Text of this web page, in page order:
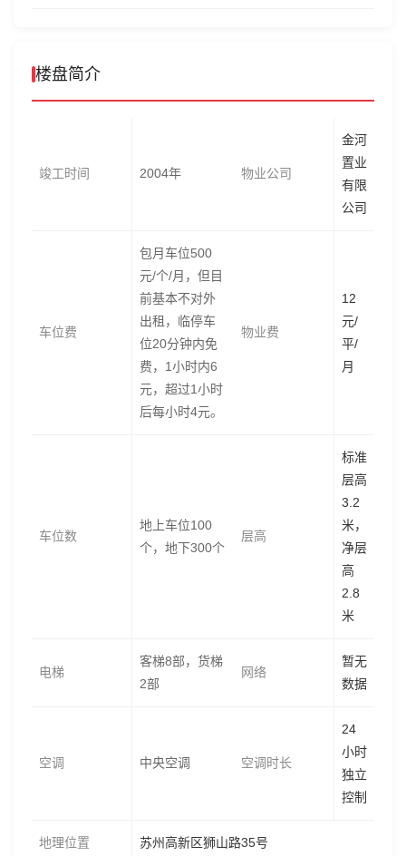
楼盘简介
竣工时间 2004年 物业公司
金河
置业
有限
公司
车位费
包月车位500
元/个/月，但目
前基本不对外
出租，临停车
位20分钟内免
费，1小时内6
元，超过1小时
后每小时4元。
物业费
12
元/
平/
月
车位数
地上车位100
个，地下300个
层高
标准
层高
3.2
米，
净层
高
2.8
米
电梯
客梯8部，货梯
2部
网络
暂无
数据
空调 中央空调 空调时长
24
小时
独立
控制
地理位置 苏州高新区狮山路35号